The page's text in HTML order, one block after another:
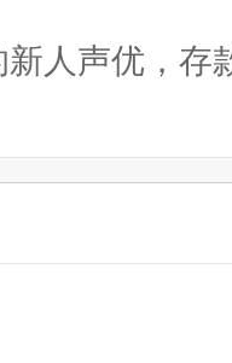
人声优，存
了彩虹社的
，就为了三